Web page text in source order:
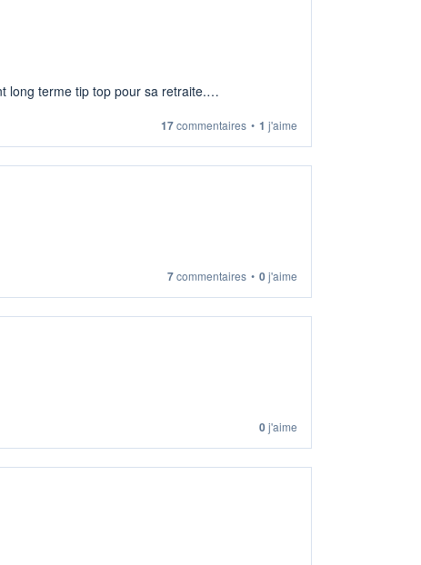
long terme tip top pour sa retraite.
17commentaires • 1 j'aime
7commentaires • 0j'aime
0j'aime